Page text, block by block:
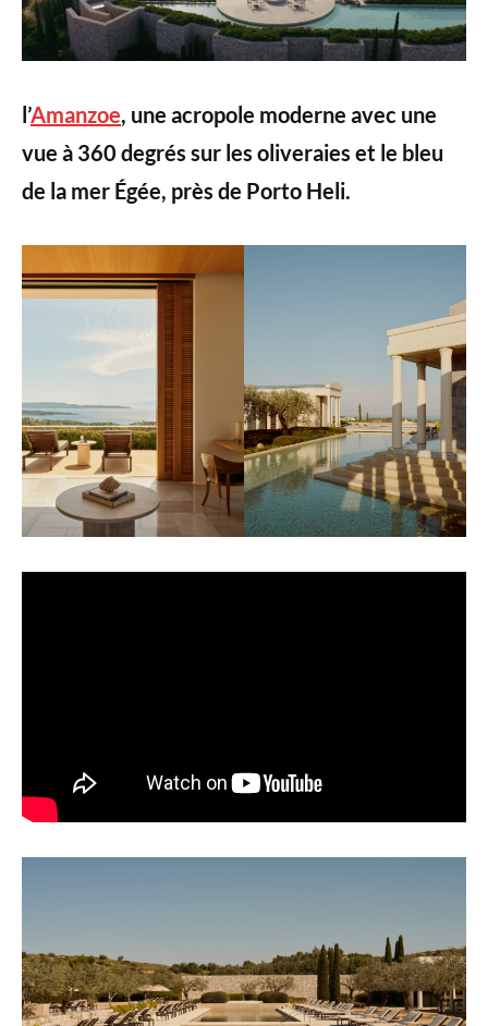
l’Amanzoe, une acropole moderne avec une
vue à 360 degrés sur les oliveraies et le bleu
de la mer Égée, près de Porto Heli.